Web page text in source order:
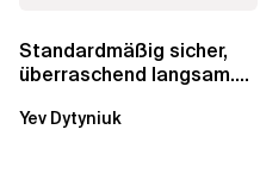
Standardmäßig sicher,
überraschend langsam.
über die RDS...
Yev Dytyniuk